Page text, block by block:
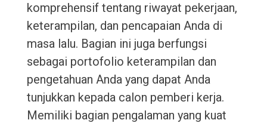
komprehensif tentang riwayat pekerjaan,
keterampilan, dan pencapaian Anda di
masa lalu. Bagian ini juga berfungsi
sebagai portofolio keterampilan dan
pengetahuan Anda yang dapat Anda
tunjukkan kepada calon pemberi kerja.
Memiliki bagian pengalaman yang kuat